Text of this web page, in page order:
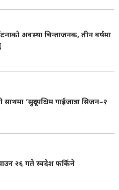
अवस्था चिन्ताजनक, तीन वर्षमा
‘सुदूरपश्चिम गाईजात्रा सिजन–२
साउन २६ गते स्वदेश फर्किने